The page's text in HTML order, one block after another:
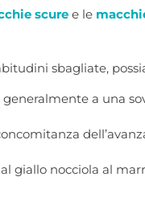
scure e le
sbagliate,
a una
giallo nocciola al